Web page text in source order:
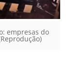
empresas do